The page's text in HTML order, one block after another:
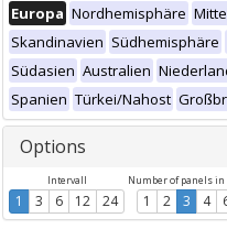
Europa Nordhemisphäre
Skandinavien Südhemisphäre
Südasien Australien
Spanien Türkei/Nahost
Options
Intervall
1 3 6 12 24
Number of panels in
1 2 3 4